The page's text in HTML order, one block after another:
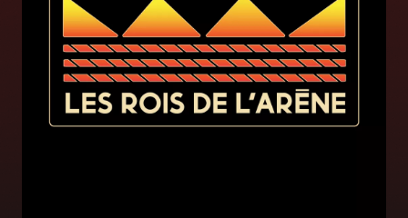
Palmarès
À propos
S'impliquer